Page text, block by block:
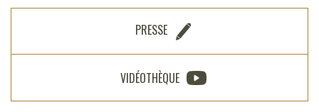
PRESSE
VIDÉOTHÈQUE